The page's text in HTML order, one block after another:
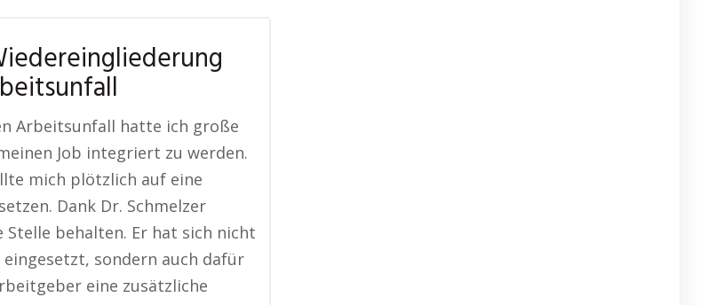
Arbeitsunfall hatte ich große
Job integriert zu werden.
mich plötzlich auf eine
Dank Dr. Schmelzer
Stelle behalten. Er hat sich nicht
sondern auch dafür
eine zusätzliche